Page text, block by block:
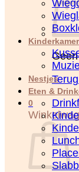
0
Kinderkamer
Nestjes
Eten &